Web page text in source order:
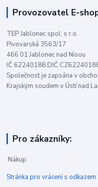
Provozovatel E-
TEP Jablonec spol. s r.o.
Pivovarská 3563/17
466 01 Jablonec nad Nisou
IČ 62240188 DIČ
Společnost je zapsána v
Krajským soudem v Ústí nad
Pro zákazníky:
Nákup
Stránka pro vrácení s